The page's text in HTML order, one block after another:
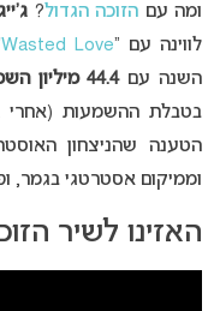
ומה עם הזוכה הגדול?
לווינה עם “Wasted Love
השנה עם44.4 מיליון השמעות
בטבלת ההשמעות (אחרי
הטענה שהניצחון
וממיקום אסטרטגי בגמר,
האזינו לשיר